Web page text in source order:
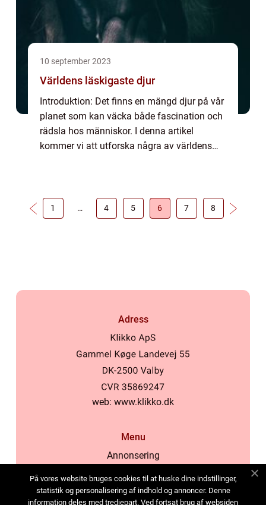
10 september 2023
Världens läskigaste djur
Introduktion: Det finns en mängd djur på vår
planet som kan väcka både fascination och
rädsla hos människor. I denna artikel
kommer vi att utforska några av världens
1 … 4 5 6 7 8
Adress
web: www.klikko.dk
Menu
Annonsering
Cookies
På vores website bruges cookies til at huske dine indstillinger,
statistik og personalisering af indhold og annoncer. Denne
information deles med tredjepart. Ved fortsat brug af websiden